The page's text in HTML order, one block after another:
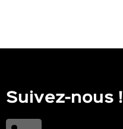
Suivez-nous !